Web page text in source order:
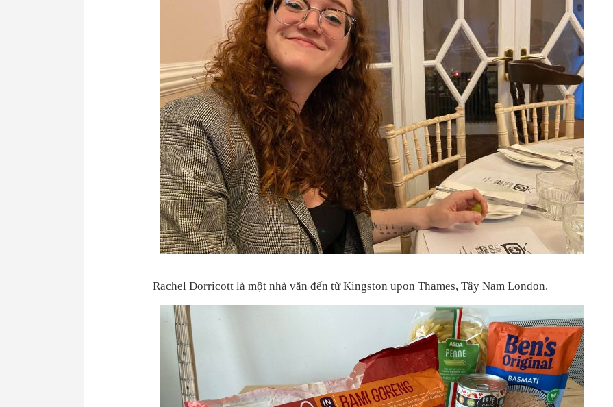
Rachel Dorricott là một nhà văn đến từ Kingston upon Thames, Tây Nam London.